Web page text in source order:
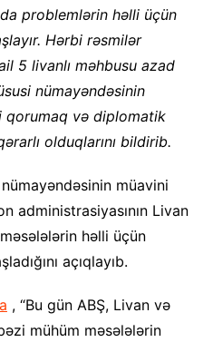
problemlərin həlli üçün
Hərbi rəsmilər
5 livanlı məhbusu azad
nümayəndəsinin
qorumaq və diplomatik
olduqlarını bildirib.
müavini
administrasiyasının Livan
həlli üçün
açıqlayıb.
, “Bu gün ABŞ, Livan və
mühüm məsələlərin